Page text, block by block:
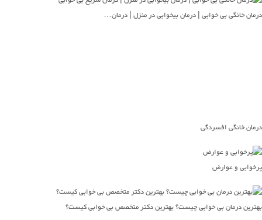
درمان خانگی بی خوابی | درمان بیخوابی در منزل | درمان…
درمان خانگی افسردگی
پرخوابی و عوارض
بهترین درمان بی خوابی چیست؟ بهترین دکتر متخصص بی خوابی کیست؟